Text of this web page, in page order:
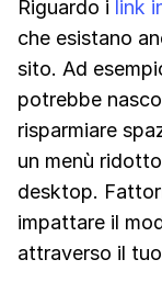
Riguardo i link
che esistano
sito. Ad
potrebbe
risparmiare
un menù
desktop.
impattare il
attraverso il